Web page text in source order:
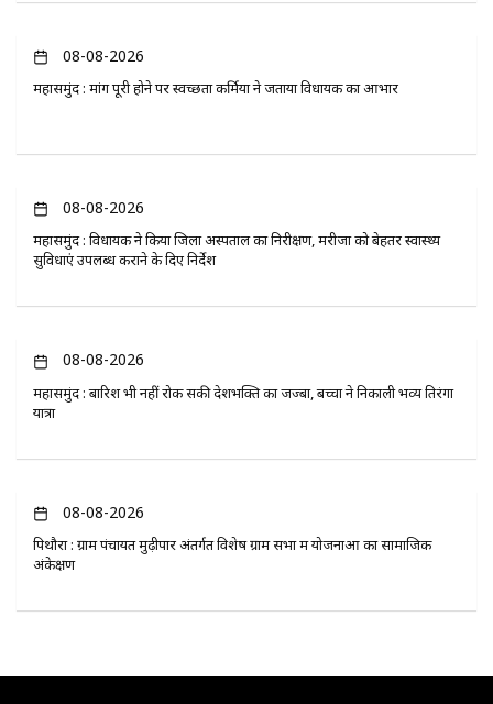
08-08-2026
महासमुंद : मांग पूरी होने पर स्वच्छता कर्मियों ने जताया विधायक का आभार
08-08-2026
महासमुंद : विधायक ने किया जिला अस्पताल का निरीक्षण, मरीजों को बेहतर स्वास्थ्य
सुविधाएं उपलब्ध कराने के दिए निर्देश
08-08-2026
महासमुंद : बारिश भी नहीं रोक सकी देशभक्ति का जज्बा, बच्चों ने निकाली भव्य तिरंगा
यात्रा
08-08-2026
पिथौरा : ग्राम पंचायत मुढ़ीपार अंतर्गत विशेष ग्राम सभा में योजनाओं का सामाजिक
अंकेक्षण